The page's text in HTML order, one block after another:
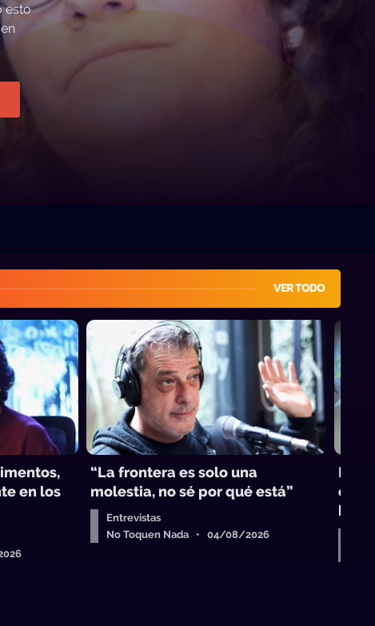
esto
VER TODO
en los
“La frontera es solo una
molestia, no sé por qué está”
Entrevistas
No Toquen Nada • 04/08/2026
El